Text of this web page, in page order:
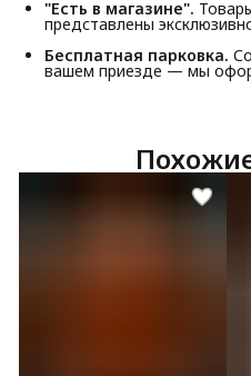
"Есть в магазине".
представлены
Бесплатная парковка.
вашем приезде — мы